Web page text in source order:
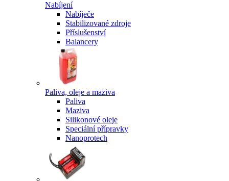
Nabíjení
Nabíječe
Stabilizované zdroje
Příslušenství
Balancery
Paliva, oleje a maziva
Paliva
Maziva
Silikonové oleje
Speciální přípravky
Nanoprotech